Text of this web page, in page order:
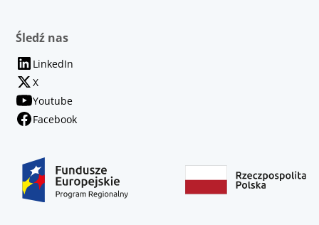
Śledź nas
LinkedIn
X
Youtube
Facebook